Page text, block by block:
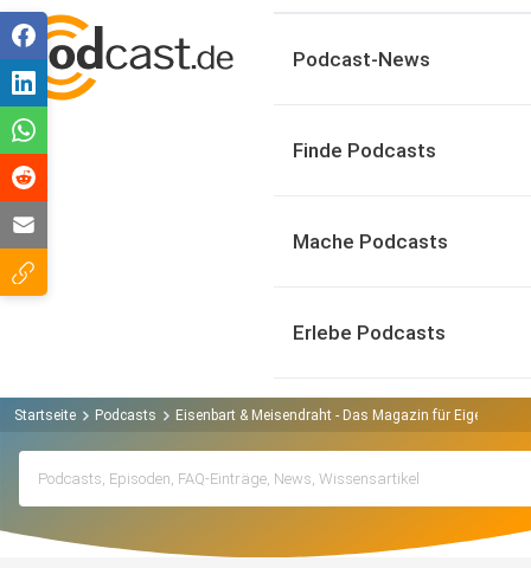
Podcast-News
Finde Podcasts
Mache Podcasts
Erlebe Podcasts
Startseite Podcasts Eisenbart & Meisendraht - Das Magazin für Eigenart